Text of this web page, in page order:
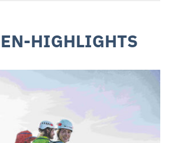
HIGHLIGHTS